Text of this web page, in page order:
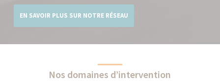
EN SAVOIR PLUS SUR NOTRE RÉSEAU
Nos domaines d’intervention